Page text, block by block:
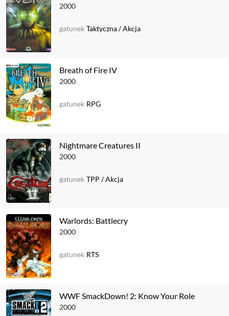
2000
gatunek Taktyczna/Akcja
Breath of Fire IV
2000
gatunek RPG
Nightmare Creatures II
2000
gatunek TPP /Akcja
Warlords: Battlecry
2000
gatunek RTS
WWF SmackDown! 2: Know Your Role
2000